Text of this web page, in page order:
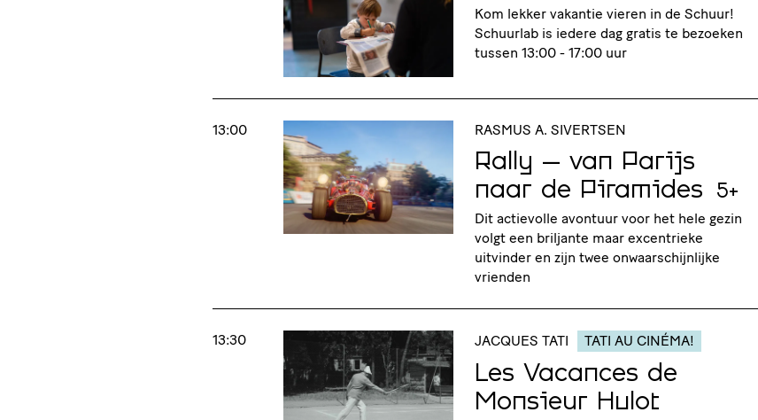
Kom lekker vakantie vieren in de Schuur!
Schuurlab is iedere dag gratis te bezoeken
tussen 13:00 - 17:00 uur
13:00
Rally – van Parijs
naar de Piramides
5+
RASMUS A. SIVERTSEN
Dit actievolle avontuur voor het hele gezin
volgt een briljante maar excentrieke
uitvinder en zijn twee onwaarschijnlijke
vrienden
13:30
Les Vacances de
Monsieur Hulot
JACQUES TATI TATI AU CINÉMA!